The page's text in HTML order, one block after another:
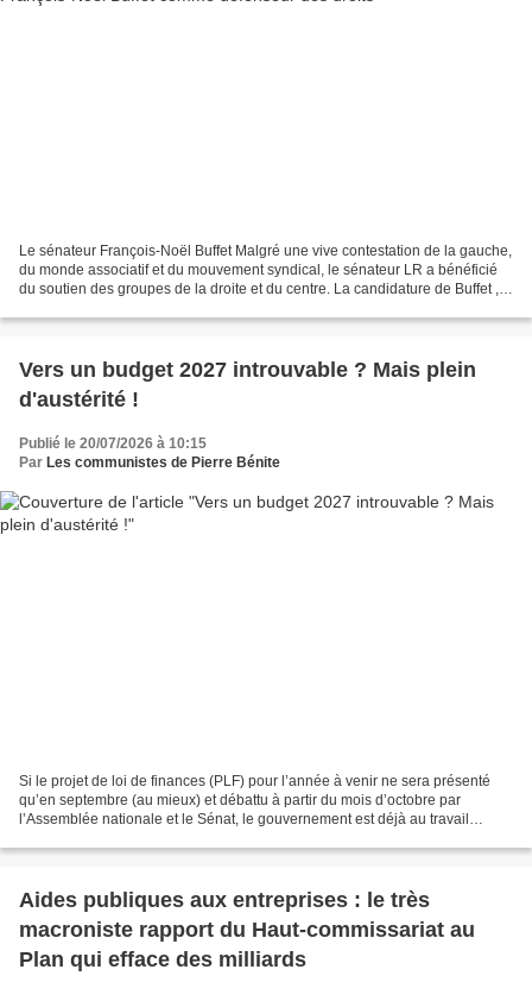
Le sénateur François-Noël Buffet Malgré une vive contestation de la gauche,
du monde associatif et du mouvement syndical, le sénateur LR a bénéficié
du soutien des groupes de la droite et du centre. La candidature de Buffet ,
Vers un budget 2027 introuvable ? Mais plein
d'austérité !
Publié le 20/07/2026 à 10:15
Par Les communistes de Pierre Bénite
Si le projet de loi de finances (PLF) pour l’année à venir ne sera présenté
qu’en septembre (au mieux) et débattu à partir du mois d’octobre par
l’Assemblée nationale et le Sénat, le gouvernement est déjà au travail
Aides publiques aux entreprises : le très
macroniste rapport du Haut-commissariat au
Plan qui efface des milliards